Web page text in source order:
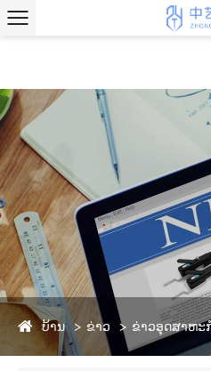
ບ້ານ ຂ່າວ ຂ່າວອຸດສາຫະ